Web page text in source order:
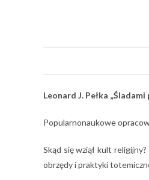
Leonard J. Pełka
Popularnonaukowe
Skąd się wziął kult
obrzędy i praktyki